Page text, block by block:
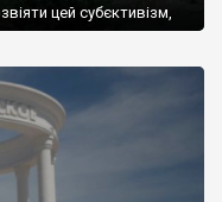
цей субєктивізм,